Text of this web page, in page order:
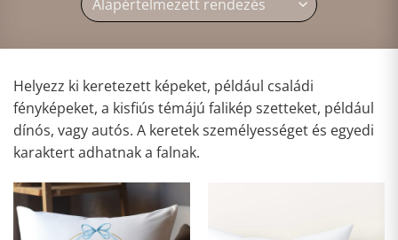
Helyezz ki keretezett képeket, például családi
fényképeket, a kisfiús témájú falikép szetteket, például
dínós, vagy autós. A keretek személyességet és egyedi
karaktert adhatnak a falnak.